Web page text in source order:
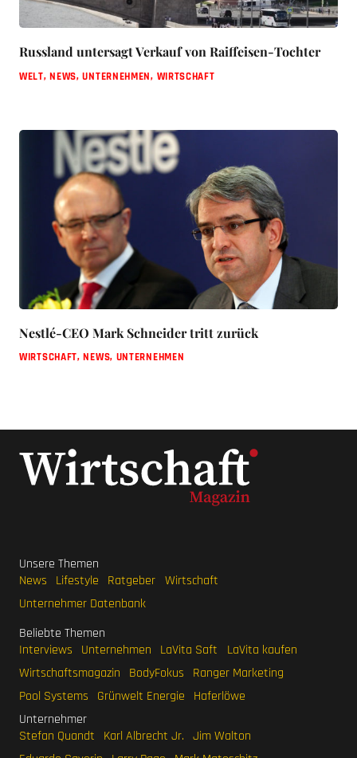
Russland untersagt Verkauf von Raiffeisen-Tochter
WELT,NEWS,UNTERNEHMEN, WIRTSCHAFT
Nestlé-CEO Mark Schneider tritt zurück
WIRTSCHAFT,NEWS, UNTERNEHMEN
Unsere Themen
News
Lifestyle Ratgeber Wirtschaft
Unternehmer Datenbank
Beliebte Themen
Interviews
Unternehmen LaVita Saft
LaVita kaufen
Wirtschaftsmagazin
BodyFokus
Ranger Marketing
Pool Systems
Grünwelt Energie
Haferlöwe
Unternehmer
Stefan Quandt
Karl Albrecht Jr. Jim Walton